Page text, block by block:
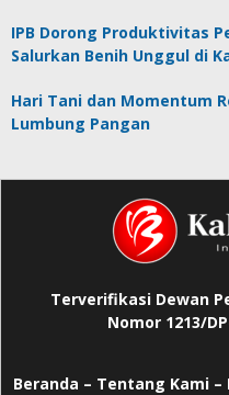
IPB Dorong Produktivitas
Salurkan Benih Unggul di
Hari Tani dan Momentum
Lumbung Pangan
Terverifikasi Dewan
Nomor 1213/
Beranda – Tentang Kami –